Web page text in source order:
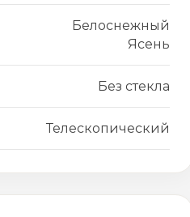
Белоснежный
Ясень
Без стекла
Телескопический